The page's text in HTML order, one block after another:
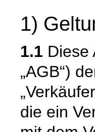
1)
1.1 Diese
„AGB“)
die ein